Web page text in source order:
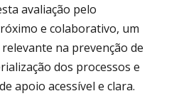
avaliação pelo
e colaborativo, um
na prevenção de
dos processos e
apoio acessível e clara.